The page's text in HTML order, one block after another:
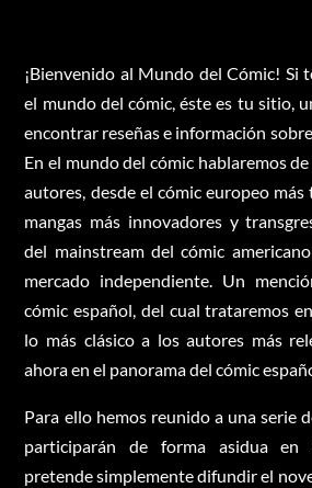
¡Bienvenido al Mundo del Cómic! Si
el mundo del cómic, éste es tu sitio,
encontrar reseñas e información
En el mundo del cómic hablaremos
autores, desde el cómic europeo
mangas más innovadores y
del mainstream del cómic
mercado independiente. Un
cómic español, del cual trataremos
lo más clásico a los autores más
ahora en el panorama del cómic
Para ello hemos reunido a una serie
participarán de forma asidua en
pretende simplemente difundir el